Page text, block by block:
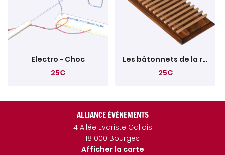
Electro - Choc
25€
Les bâtonnets de la ruse
25€
ALLIANCE ÉVÉNEMENTS
4 Allée Evariste Gallois
18 000 Bourges
Afficher la carte